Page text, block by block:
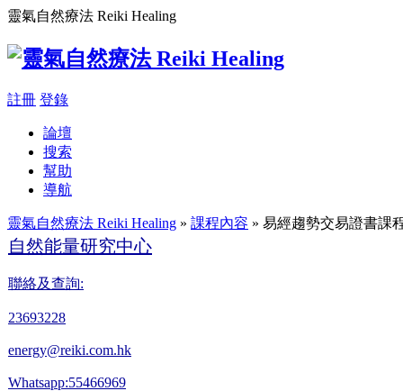
靈氣自然療法 Reiki Healing
註冊 登錄
論壇
搜索
幫助
導航
靈氣自然療法 Reiki Healing » 課程內容 » 易經趨勢交易證書課
自然能量研究中心
聯絡及查詢:
23693228
energy@reiki.com.hk
Whatsapp:55466969